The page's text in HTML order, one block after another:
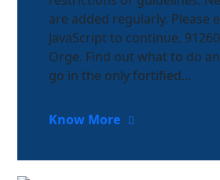
are added regularly. Please
JavaScript to continue.
Orge. Find out what to do
go in the only fortified…
Know More